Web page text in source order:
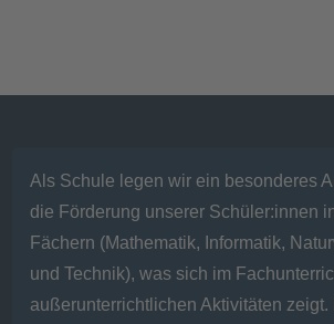
Als Schule legen wir ein besonderes
die Förderung unserer Schüler:innen
Fächern (Mathematik, Informatik,
und Technik), was sich im
außerunterrichtlichen Aktivitäten zeigt.